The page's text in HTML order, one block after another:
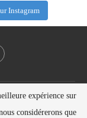
Instagram
expérience sur
considérerons que